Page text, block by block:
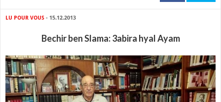
LU POUR VOUS - 15.12.2013
Bechir ben Slama: 3abira hyal Ayam